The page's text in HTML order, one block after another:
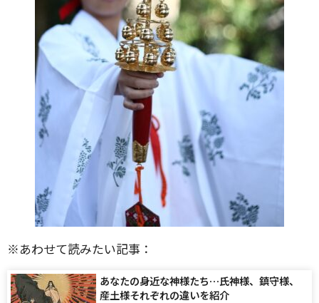
※あわせて読みたい記事：
あなたの身近な神様たち…氏神様、鎮守様、
産土様それぞれの違いを紹介